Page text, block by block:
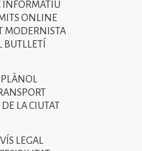
INFORMATIU
ONLINE
MODERNISTA
BUTLLETÍ
PLÀNOL
LA CIUTAT
LEGAL